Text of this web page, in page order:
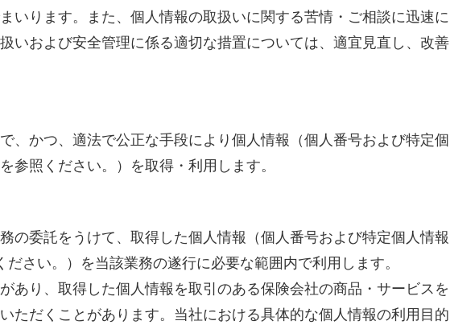
いります。また、個人情報の取扱いに関する苦情・ご相談に迅速に
いおよび安全管理に係る適切な措置については、適宜見直し、改善
、かつ、適法で公正な手段により個人情報（個人番号および特定個
参照ください。）を取得・利用します。
の委託をうけて、取得した個人情報（個人番号および特定個人情報
さい。）を当該業務の遂行に必要な範囲内で利用します。
あり、取得した個人情報を取引のある保険会社の商品・サービスを
ただくことがあります。当社における具体的な個人情報の利用目的